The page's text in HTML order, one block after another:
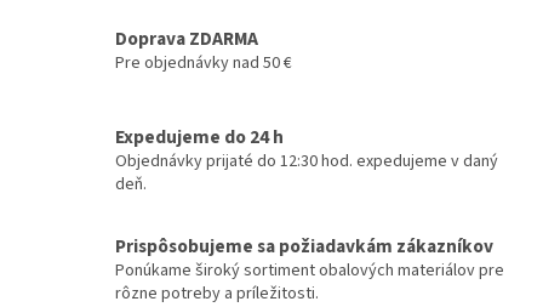
Doprava ZDARMA
Pre objednávky nad 50 €
Expedujeme do 24 h
Objednávky prijaté do 12:30 hod. expedujeme v daný
deň.
Prispôsobujeme sa požiadavkám zákazníkov
Ponúkame široký sortiment obalových materiálov pre
rôzne potreby a príležitosti.